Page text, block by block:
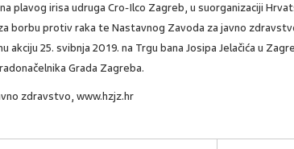
plavog irisa udruga Cro-Ilco Zagreb, u suorganizaciji
borbu protiv raka te Nastavnog Zavoda za javno
akciju 25. svibnja 2019. na Trgu bana Josipa Jelačića u
Grada Zagreba.
zdravstvo, www.hzjz.hr